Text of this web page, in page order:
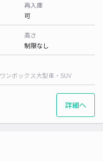
再入庫
可
高さ
制限なし
ワンボックス大型車・SUV
詳細へ